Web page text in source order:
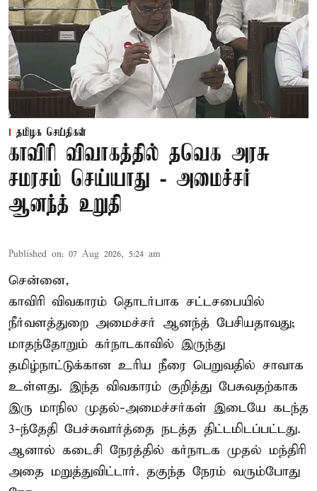
தமிழக செய்திகள்
காவிரி விவாகத்தில் தவெக அரசு
சமரசம் செய்யாது - அமைச்சர்
ஆனந்த் உறுதி
Published on: 07 Aug 2026, 5:24 am
சென்னை,
காவிரி விவகாரம் தொடர்பாக சட்டசபையில்
நீர்வளத்துறை அமைச்சர் ஆனந்த் பேசியதாவது;
மாதந்தோறும் கர்நாடகாவில் இருந்து
தமிழ்நாட்டுக்கான உரிய நீரை பெறுவதில் சாவாக
உள்ளது. இந்த விவகாரம் குறித்து பேசுவதற்காக
இரு மாநில முதல்-அமைச்சர்கள் இடையே கடந்த
3-ந்தேதி பேச்சுவார்த்தை நடத்த திட்டமிடப்பட்டது.
ஆனால் கடைசி நேரத்தில் கர்நாடக முதல் மந்திரி
அதை மறுத்துவிட்டார். தகுந்த நேரம் வரும்போது